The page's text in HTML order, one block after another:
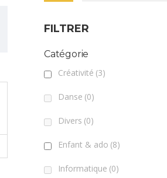
FILTRER
Catégorie
Créativité (3)
Danse (0)
Divers (0)
Enfant & ado (8)
Informatique (0)